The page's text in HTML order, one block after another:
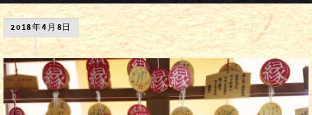
2018年4月8日